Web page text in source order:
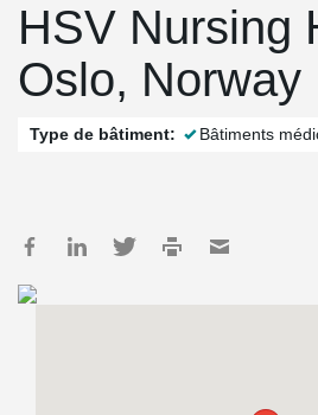
HSV Nursing
Oslo, Norway
Type de bâtiment: Bâtiments